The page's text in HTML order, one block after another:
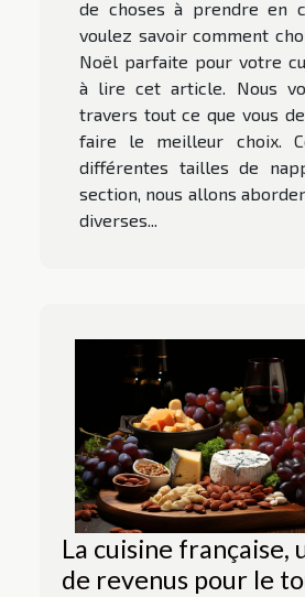
de choses à prendre en
voulez savoir comment
Noël parfaite pour votre
à lire cet article. Nous
travers tout ce que vous
faire le meilleur choix.
différentes tailles de
section, nous allons
diverses...
La cuisine française,
de revenus pour le